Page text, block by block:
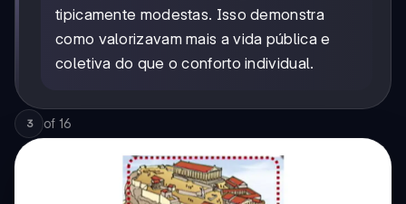
tipicamente modestas. Isso demonstra
como valorizavam mais a vida pública e
coletiva do que o conforto individual.
3 of 16